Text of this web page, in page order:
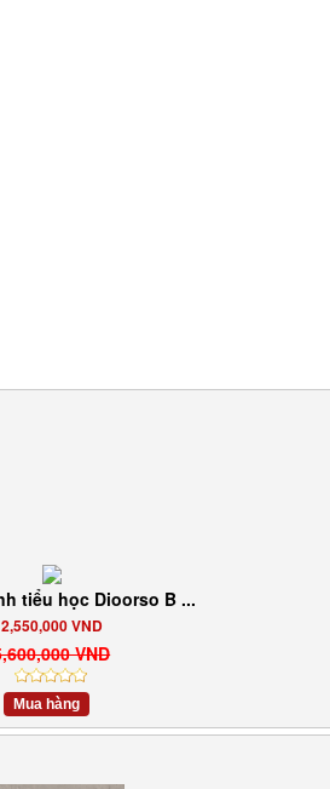
tiểu học Dioorso B ...
2,550,000 VND
VND
Mua hàng